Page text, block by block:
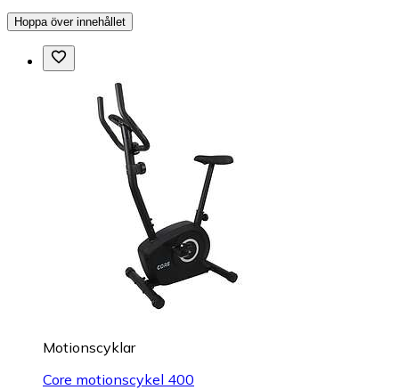
Hoppa över innehållet
Motionscyklar
Core motionscykel 400